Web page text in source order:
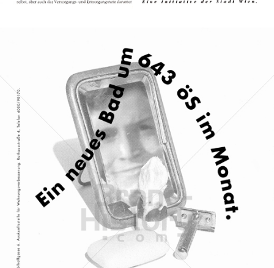
Bild-ID: 69755
Stadt Wien STADT WIEN PID